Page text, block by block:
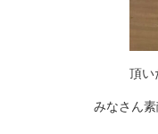
頂い
みなさん